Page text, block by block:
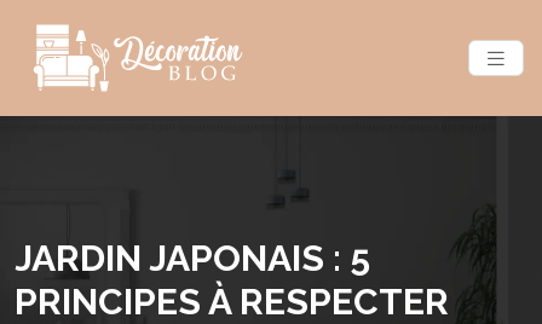
JARDIN JAPONAIS : 5
PRINCIPES À RESPECTER